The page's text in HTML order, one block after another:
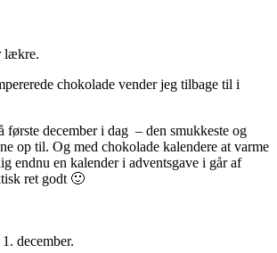
lækre.
chokolade vender jeg tilbage til i
første december i dag – den smukkeste og
op til. Og med chokolade kalendere at varme
endnu en kalender i adventsgave i går af
ret godt 🙂
december.